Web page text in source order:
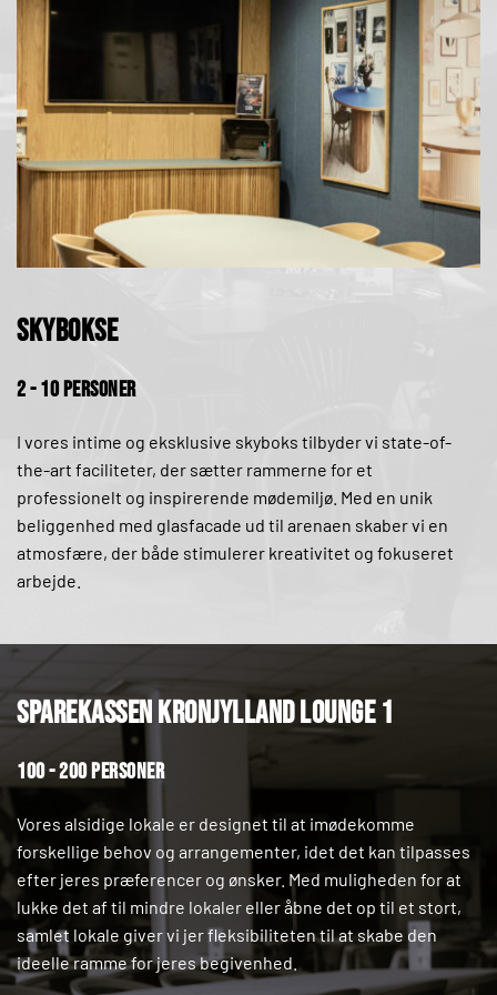
elementer sharefood og eftermiddagskage
Skybokse
2 - 10 personer
I vores intime og eksklusive skyboks tilbyder vi state-of-
the-art faciliteter, der sætter rammerne for et
professionelt og inspirerende mødemiljø. Med en unik
beliggenhed med glasfacade ud til arenaen skaber vi en
atmosfære, der både stimulerer kreativitet og fokuseret
arbejde.
Sparekassen Kronjylland lounge 1
100 - 200 personer
Vores alsidige lokale er designet til at imødekomme
forskellige behov og arrangementer, idet det kan tilpasses
efter jeres præferencer og ønsker. Med muligheden for at
lukke det af til mindre lokaler eller åbne det op til et stort,
samlet lokale giver vi jer fleksibiliteten til at skabe den
ideelle ramme for jeres begivenhed.